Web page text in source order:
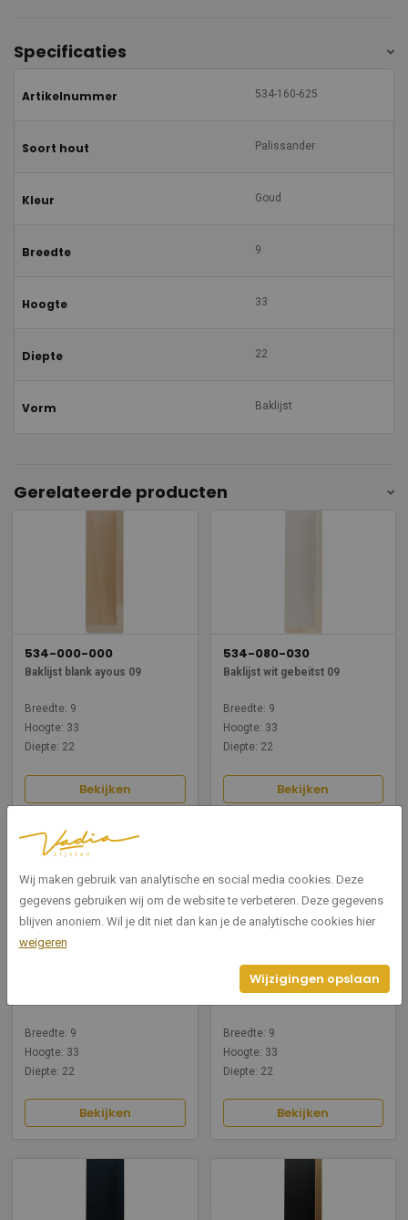
Specificaties
Artikelnummer 534-160-625
Soort hout Palissander
Kleur Goud
Breedte 9
Hoogte 33
Diepte 22
Vorm Baklijst
Gerelateerde producten
534-000-000
Baklijst blank ayous 09
Breedte: 9
Hoogte: 33
Diepte: 22
Bekijken
534-080-030
Baklijst wit gebeitst 09
Breedte: 9
Hoogte: 33
Diepte: 22
Bekijken
Breedte: 9
Hoogte: 33
Diepte: 22
Bekijken
534-040-000
Baklijst zijdeglans zwart 09
Breedte: 9
Hoogte: 33
Diepte: 22
Bekijken
Wij maken gebruik van analytische en social media cookies. Deze
gegevens gebruiken wij om de website te verbeteren. Deze gegevens
blijven anoniem. Wil je dit niet dan kan je de analytische cookies hier
weigeren
Wijzigingen opslaan